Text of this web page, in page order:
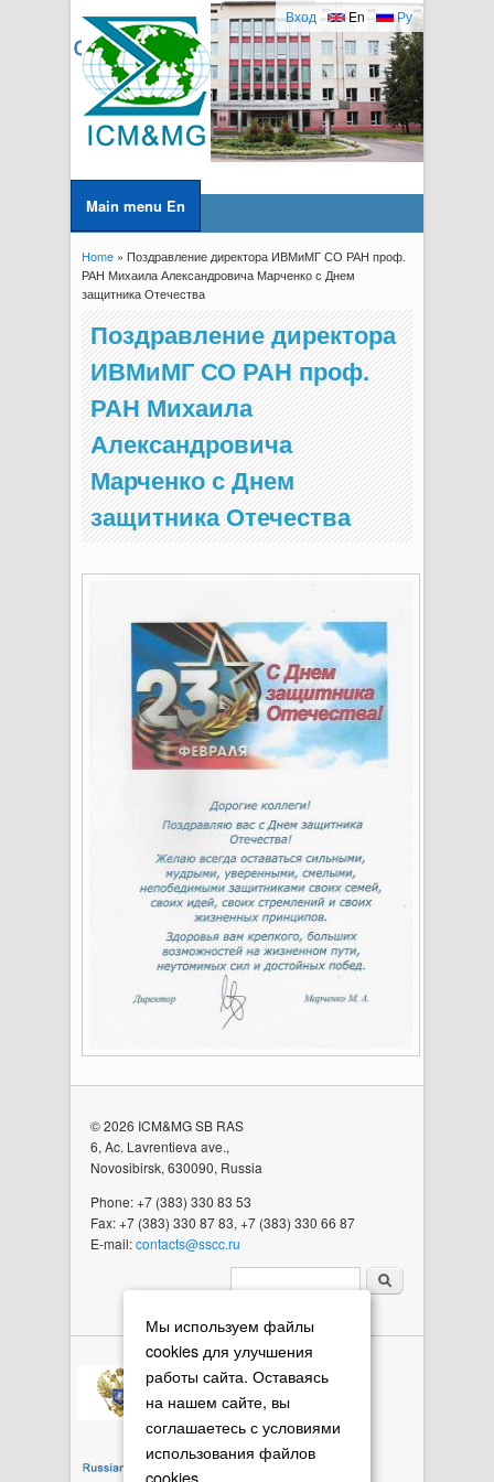
Ру
En
Вход
Main menu En
You are here
Home» Поздравление директора ИВМиМГ СО РАН проф.
РАН Михаила Александровича Марченко с Днем
защитника Отечества
Поздравление директора
ИВМиМГ СО РАН проф.
РАН Михаила
Александровича
Марченко с Днем
защитника Отечества
Мы используем файлы
cookies для улучшения
работы сайта. Оставаясь
на нашем сайте, вы
соглашаетесь с условиями
использования файлов
cookies.
© 2026 ICM&MG SB RAS
6, Ac. Lavrentieva ave.,
Novosibirsk, 630090, Russia
Phone: +7 (383) 330 83 53
Fax: +7 (383) 330 87 83, +7 (383) 330 66 87
E-mail:contacts@sscc.ru
Search form